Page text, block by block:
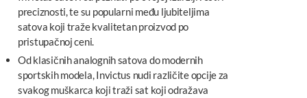
preciznosti, te su popularni među ljubiteljima
satova koji traže kvalitetan proizvod po
pristupačnoj ceni.
Od klasičnih analognih satova do modernih
sportskih modela, Invictus nudi različite opcije za
svakog muškarca koji traži sat koji odražava